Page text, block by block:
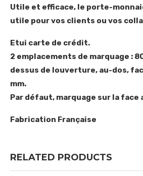
Utile et efficace, le porte-
utile pour vos clients ou vos
Etui carte de crédit.
2 emplacements de marquage :
dessus de louverture, au-dos,
mm.
Par défaut, marquage sur la face
Fabrication Française
RELATED PRODUCTS